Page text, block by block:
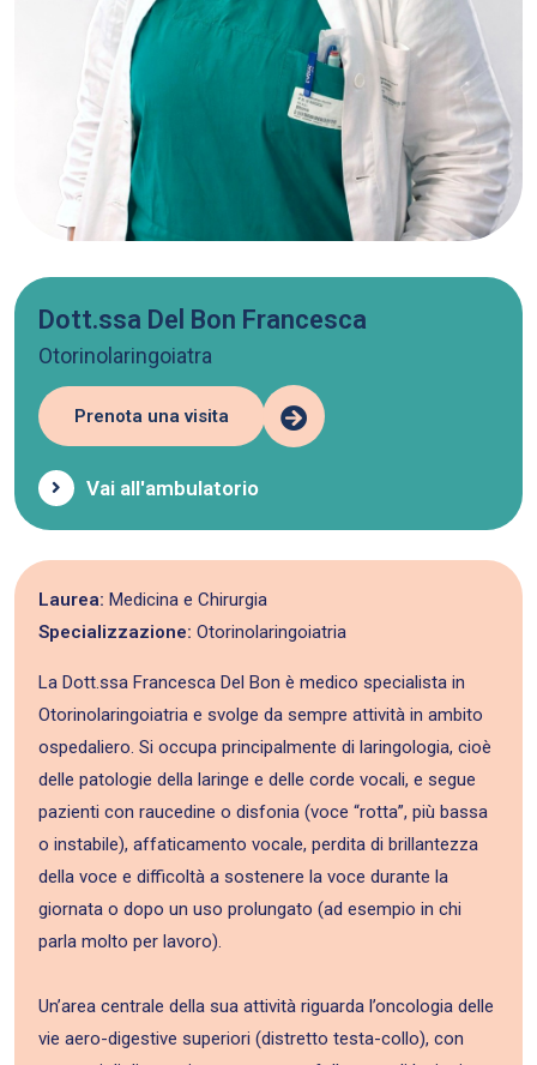
Dott.ssa Del Bon Francesca
Otorinolaringoiatra
Prenota una visita
Vai all'ambulatorio
Laurea: Medicina e Chirurgia
Specializzazione: Otorinolaringoiatria
La Dott.ssa Francesca Del Bon è medico specialista in
Otorinolaringoiatria e svolge da sempre attività in ambito
ospedaliero. Si occupa principalmente di laringologia, cioè
delle patologie della laringe e delle corde vocali, e segue
pazienti con raucedine o disfonia (voce “rotta”, più bassa
o instabile), affaticamento vocale, perdita di brillantezza
della voce e difficoltà a sostenere la voce durante la
giornata o dopo un uso prolungato (ad esempio in chi
parla molto per lavoro).
Un’area centrale della sua attività riguarda l’oncologia delle
vie aero-digestive superiori (distretto testa-collo), con